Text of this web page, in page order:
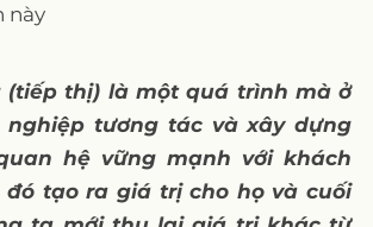
là gì?
này
(tiếp thị) là một quá trình mà ở
nghiệp tương tác và xây dựng
hệ vững mạnh với khách
đó tạo ra giá trị cho họ và cuối